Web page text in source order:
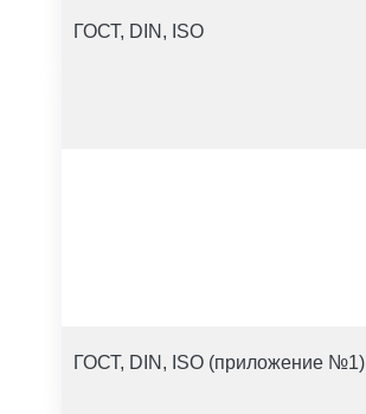
ГОСТ, DIN, ISO
ГОСТ, DIN, ISO (приложение №1)